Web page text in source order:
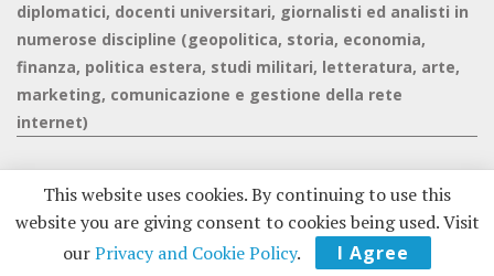
diplomatici, docenti universitari, giornalisti ed analisti in
numerose discipline (geopolitica, storia, economia,
finanza, politica estera, studi militari, letteratura, arte,
marketing, comunicazione e gestione della rete
internet)
© 2020 - Nodo di Gordio - Privacy Policy |Cookie Policy
This website uses cookies. By continuing to use this
website you are giving consent to cookies being used. Visit
ourPrivacy and Cookie Policy. I Agree